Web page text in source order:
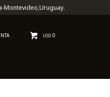
USD 0
Montevideo,Uruguay.